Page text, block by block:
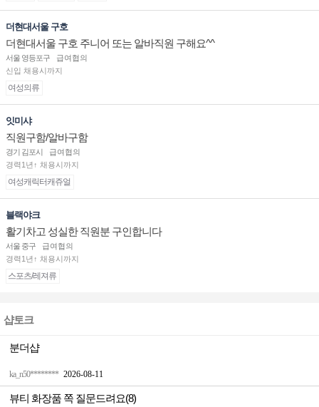
더현대서울 구호
더현대서울 구호 주니어 또는 알바직원 구해요^^
서울 영등포구
급여협의
신입 채용시까지
여성의류
잇미샤
직원구함/알바구함
경기 김포시
급여협의
경력1년↑ 채용시까지
여성캐릭터캐쥬얼
블랙야크
활기차고 성실한 직원분 구인합니다
서울 중구
급여협의
경력1년↑ 채용시까지
스포츠/레져류
샵토크
ka_n50******** 2026-08-11
분더샵
뷰티 화장품 쪽 질문드려요(8)